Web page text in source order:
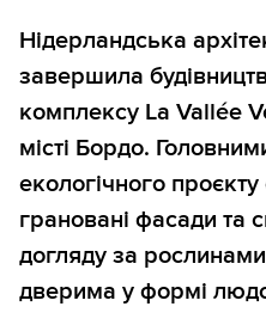
Нідерландська
завершила
комплексу La Vallée
місті Бордо.
екологічного проєкту
грановані фасади та
догляду за
дверима у формі